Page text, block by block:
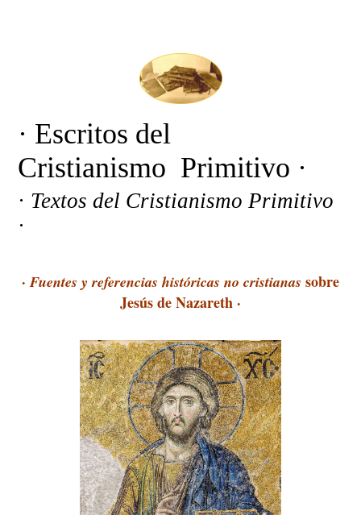
· Escritos del
Cristianismo Primitivo ·
· Textos del Cristianismo Primitivo
·
·Fuentes y referencias históricas no cristianas sobre
Jesús de Nazareth·